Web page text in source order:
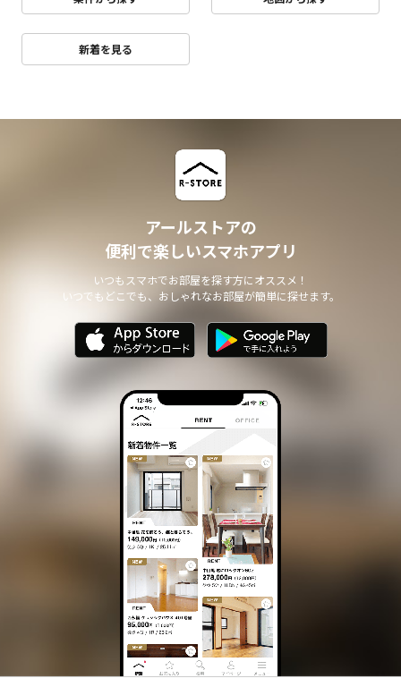
新着を見る
アールストアの
便利で楽しいスマホアプリ
いつもスマホでお部屋を探す方にオススメ！
いつでもどこでも、おしゃれなお部屋が簡単に探せます。